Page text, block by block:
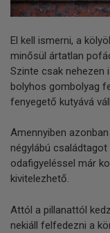
El kell ismerni, a
minősül ártatlan
Szinte csak nehezen
bolyhos gombolyag
fenyegető kutyává
Amennyiben
négylábú
odafigyeléssel már
kivitelezhető.
Attól a pillanattól
nekiáll felfedezni a